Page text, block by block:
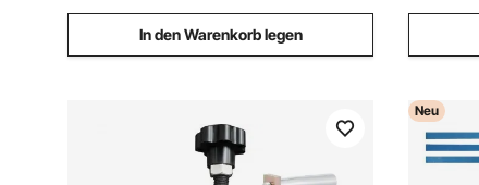
In den Warenkorb legen
Neu